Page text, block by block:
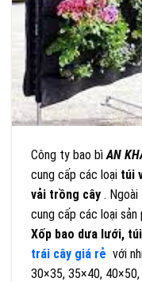
Công ty bao bìAN
cung cấp các loại túi
vải trồng cây . Ngoài
cung cấp các loại sản
Xốp bao dưa lưới,
trái cây giá rẻ với
30×35, 35×40,